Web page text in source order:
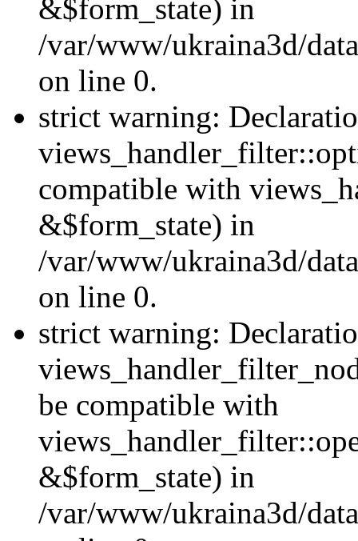
&$form_state) in
/var/www/ukraina3d/
on line 0.
strict warning:
compatible with
&$form_state) in
/var/www/ukraina3d/
on line 0.
strict warning:
be compatible with
&$form_state) in
/var/www/ukraina3d/